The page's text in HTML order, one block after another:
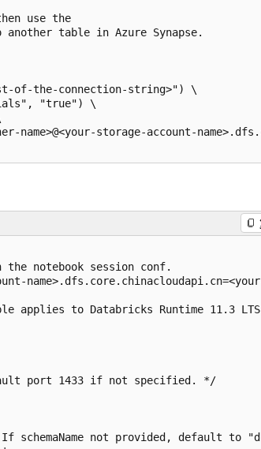
use the
table in Azure Synapse.
of-the-connection-string>") \
"true") \
name>@<your-storage-account-
notebook session conf.
applies to Databricks Runtime 11.3 LTS
port 1433 if not specified. */
schemaName not provided, default to